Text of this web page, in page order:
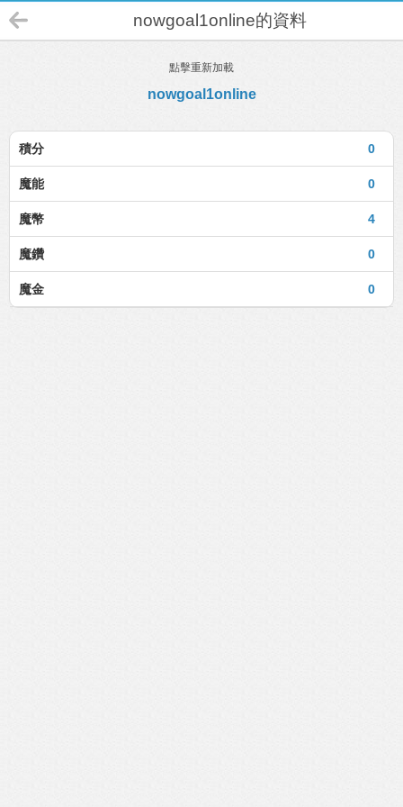
nowgoal1online的資料
點擊重新加載
nowgoal1online
0
積分
0
魔能
4
魔幣
0
魔鑽
0
魔金